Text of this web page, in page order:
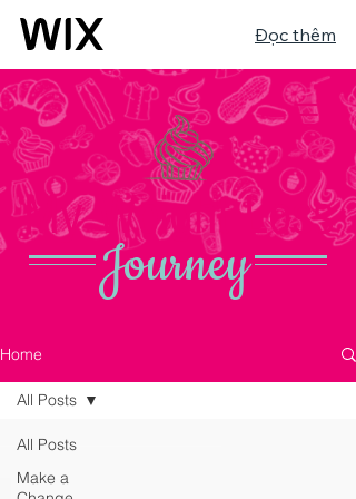
Đọc thêm